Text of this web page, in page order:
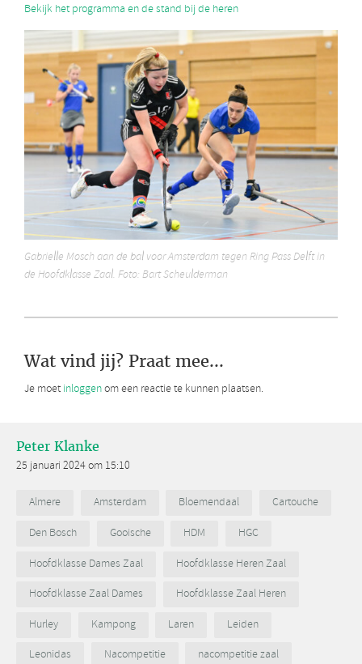
Bekijk het programma en de stand bij de heren
Gabrielle Mosch aan de bal voor Amsterdam tegen Ring Pass Delft in
de Hoofdklasse Zaal. Foto: Bart Scheulderman
Wat vind jij? Praat mee...
Je moet inloggenom een reactie te kunnen plaatsen.
Peter Klanke
25 januari 2024 om 15:10
Almere Amsterdam Bloemendaal
Cartouche
Den Bosch
Gooische HDM
HGC
Hoofdklasse Dames Zaal
Hoofdklasse Heren Zaal
Hoofdklasse Zaal Dames
Hoofdklasse Zaal Heren
Hurley
Kampong Laren
Leiden
Leonidas
Nacompetitie
nacompetitie zaal